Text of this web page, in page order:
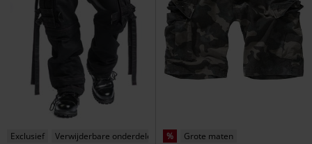
Exclusief
Verwijderbare onderdelen
% Grote maten